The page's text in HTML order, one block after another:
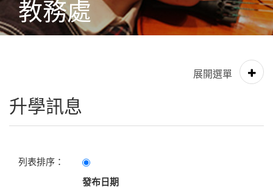
教務處
升學訊息
列表排序：
發布日期